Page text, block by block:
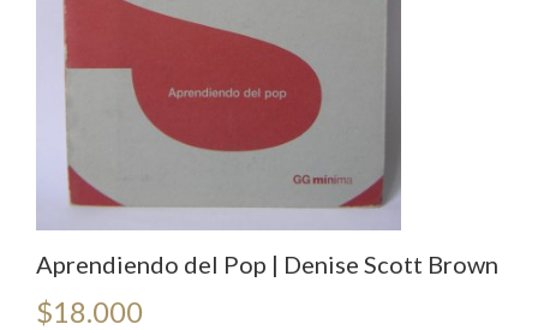
Aprendiendo del Pop | Denise Scott Brown
$18.000